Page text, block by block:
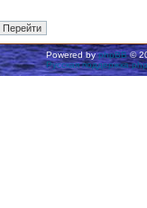
Powered byphpBB©
Русская поддержка